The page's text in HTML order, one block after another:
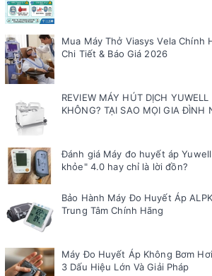
Mua Máy Thở Viasys Vela Chính
Chi Tiết & Báo Giá 2026
REVIEW MÁY HÚT DỊCH
KHÔNG? TẠI SAO MỌI GIA ĐÌNH
Đánh giá Máy đo huyết áp
khỏe" 4.0 hay chỉ là lời đồn?
Bảo Hành Máy Đo Huyết Áp
Trung Tâm Chính Hãng
Máy Đo Huyết Áp Không Bơm
3 Dấu Hiệu Lớn Và Giải Pháp